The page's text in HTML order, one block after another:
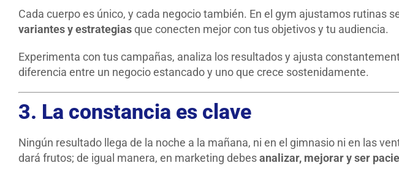
Cada cuerpo es único, y cada negocio también. En el gym ajustamos rutinas
variantes y estrategiasque conecten mejor con tus objetivos y tu audiencia.
Experimenta con tus campañas, analiza los resultados y ajusta
diferencia entre un negocio estancado y uno que crece sostenidamente.
3. La constancia es clave
Ningún resultado llega de la noche a la mañana, ni en el gimnasio ni en las
dará frutos; de igual manera, en marketing debesanalizar, mejorar y ser